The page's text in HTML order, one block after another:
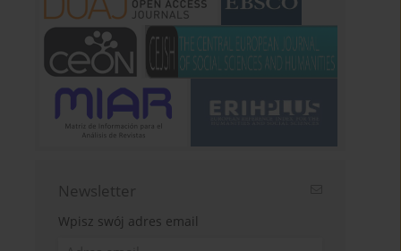
Newsletter
Wpisz swój adres email